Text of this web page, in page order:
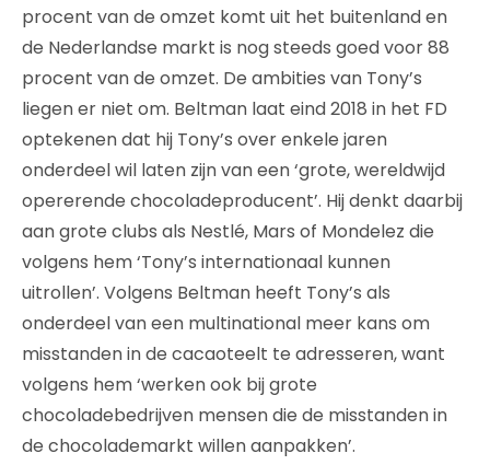
procent van de omzet komt uit het buitenland en
de Nederlandse markt is nog steeds goed voor 88
procent van de omzet. De ambities van Tony’s
liegen er niet om. Beltman laat eind 2018 in het FD
optekenen dat hij Tony’s over enkele jaren
onderdeel wil laten zijn van een ‘grote, wereldwijd
opererende chocoladeproducent’. Hij denkt daarbij
aan grote clubs als Nestlé, Mars of Mondelez die
volgens hem ‘Tony’s internationaal kunnen
uitrollen’. Volgens Beltman heeft Tony’s als
onderdeel van een multinational meer kans om
misstanden in de cacaoteelt te adresseren, want
volgens hem ‘werken ook bij grote
chocoladebedrijven mensen die de misstanden in
de chocolademarkt willen aanpakken’.